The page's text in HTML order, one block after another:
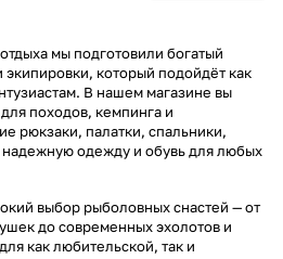
мы подготовили богатый
который подойдёт как
В нашем магазине вы
походов, кемпинга и
рюкзаки, палатки, спальники,
одежду и обувь для любых
выбор рыболовных снастей — от
до современных эхолотов и
как любительской, так и